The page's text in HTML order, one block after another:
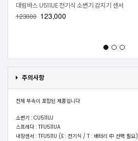
대림바스 U511UE 전기식 소변기 감지기 센서
123000 123,000
주의사항
전체 부속이 포함된 제품입니다
소변기 : CU511UJ
스프레다 : TFU511UA
내장센서 : TFU511U (E : 전기식 / T : 배터리 中 선택 필요)